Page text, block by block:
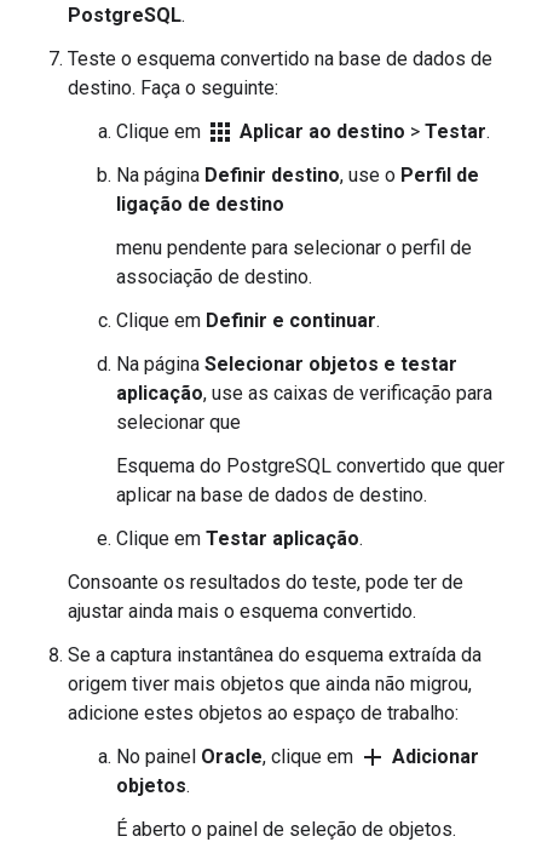
PostgreSQL.
Teste o esquema convertido na base de dados de
destino. Faça o seguinte:
Clique em apps Aplicar ao destino > Testar.
Na página Definir destino, use o Perfil de
ligação de destino
menu pendente para selecionar o perfil de
associação de destino.
Clique em Definir e continuar.
Na página Selecionar objetos e testar
aplicação, use as caixas de verificação para
selecionar que
Esquema do PostgreSQL convertido que quer
aplicar na base de dados de destino.
Clique em Testar aplicação.
Consoante os resultados do teste, pode ter de
ajustar ainda mais o esquema convertido.
Se a captura instantânea do esquema extraída da
origem tiver mais objetos que ainda não migrou,
adicione estes objetos ao espaço de trabalho:
No painel Oracle, clique em add Adicionar
objetos.
É aberto o painel de seleção de objetos.